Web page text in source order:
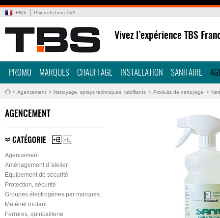
FR/fr Prix nets hors TVA
Vivez l’expérience TBS
PROMO MARQUES CHAUFFAGE INSTALLATION SANITAIRE
Agencement Nettoyage, sprays techniques, lubrifiants Produits de nettoyage
AGENCEMENT
CATÉGORIE
Agencement
Aménagement d´atelier
Équipement de sécurité
Protection, sécurité
Groupes électrogènes par marques
Matériel roulant
Ferrures, quincaillerie